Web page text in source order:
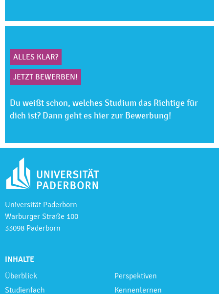
ALLES KLAR?
JETZT BEWERBEN!
Du weißt schon, welches Studium das Richtige für
dich ist? Dann geht es hier zur Bewerbung!
Universität Paderborn
Warburger Straße 100
33098 Paderborn
INHALTE
Überblick
Studienfach
Perspektiven
Kennenlernen